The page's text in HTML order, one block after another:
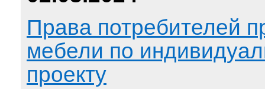
Права потребителей
мебели по
проекту